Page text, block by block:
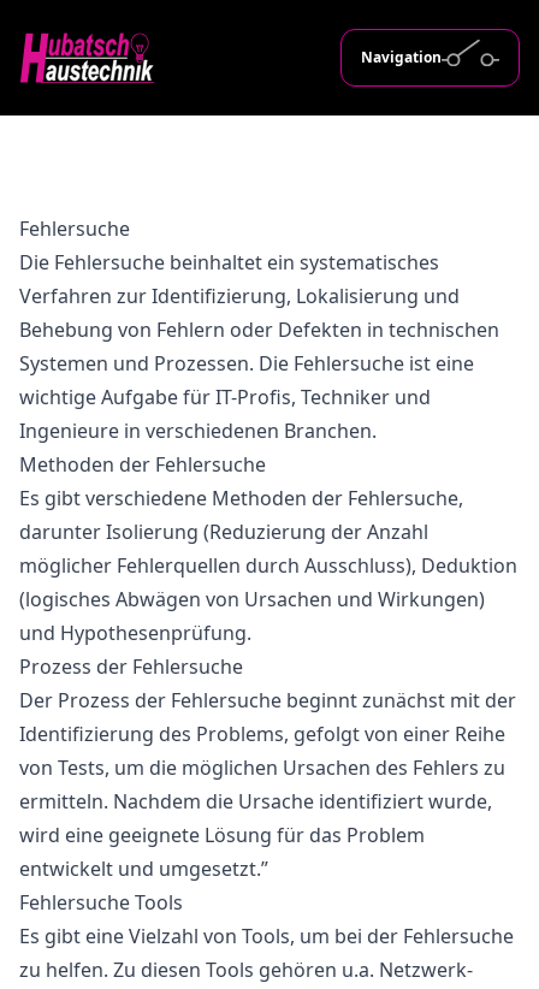
Navigation
Fehlersuche
Die Fehlersuche beinhaltet ein systematisches
Verfahren zur Identifizierung, Lokalisierung und
Behebung von Fehlern oder Defekten in technischen
Systemen und Prozessen. Die Fehlersuche ist eine
wichtige Aufgabe für IT-Profis, Techniker und
Ingenieure in verschiedenen Branchen.
Methoden der Fehlersuche
Es gibt verschiedene Methoden der Fehlersuche,
darunter Isolierung (Reduzierung der Anzahl
möglicher Fehlerquellen durch Ausschluss), Deduktion
(logisches Abwägen von Ursachen und Wirkungen)
und Hypothesenprüfung.
Prozess der Fehlersuche
Der Prozess der Fehlersuche beginnt zunächst mit der
Identifizierung des Problems, gefolgt von einer Reihe
von Tests, um die möglichen Ursachen des Fehlers zu
ermitteln. Nachdem die Ursache identifiziert wurde,
wird eine geeignete Lösung für das Problem
entwickelt und umgesetzt.”
Fehlersuche Tools
Es gibt eine Vielzahl von Tools, um bei der Fehlersuche
zu helfen. Zu diesen Tools gehören u.a. Netzwerk-